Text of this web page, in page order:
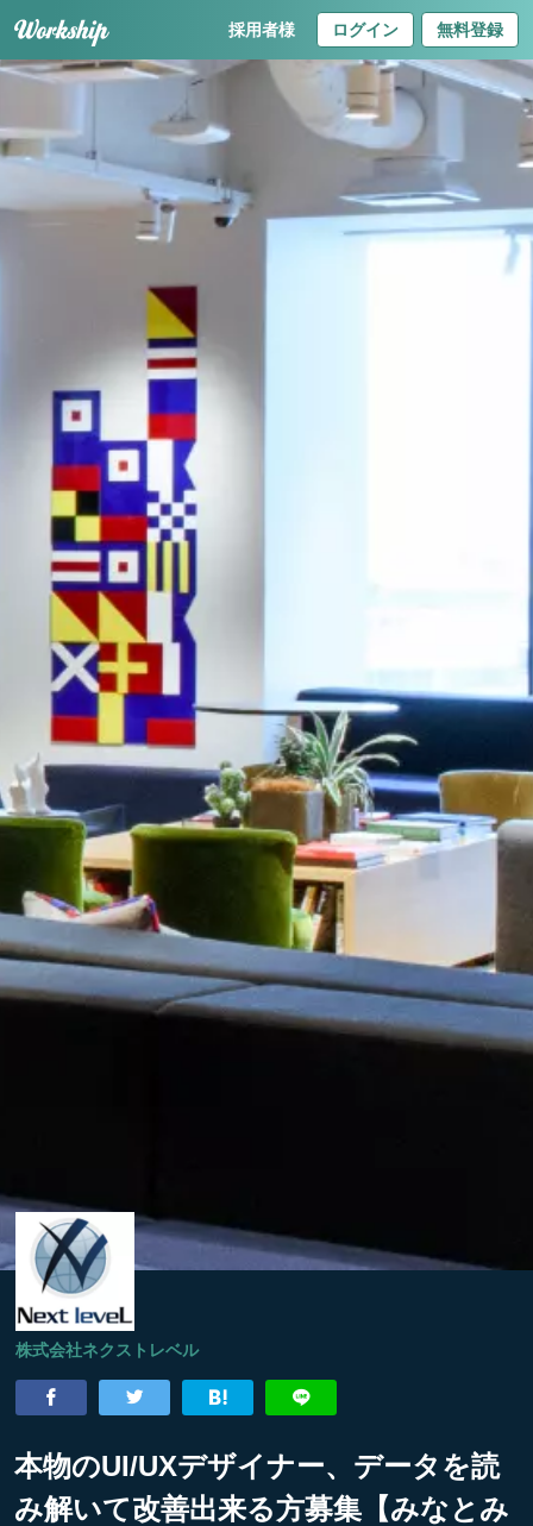
採用者様 ログイン 無料登録
株式会社ネクストレベル
本物のUI/UXデザイナー、データを読
み解いて改善出来る方募集【みなとみ